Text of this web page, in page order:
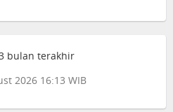
bulan terakhir
2026 16:13 WIB